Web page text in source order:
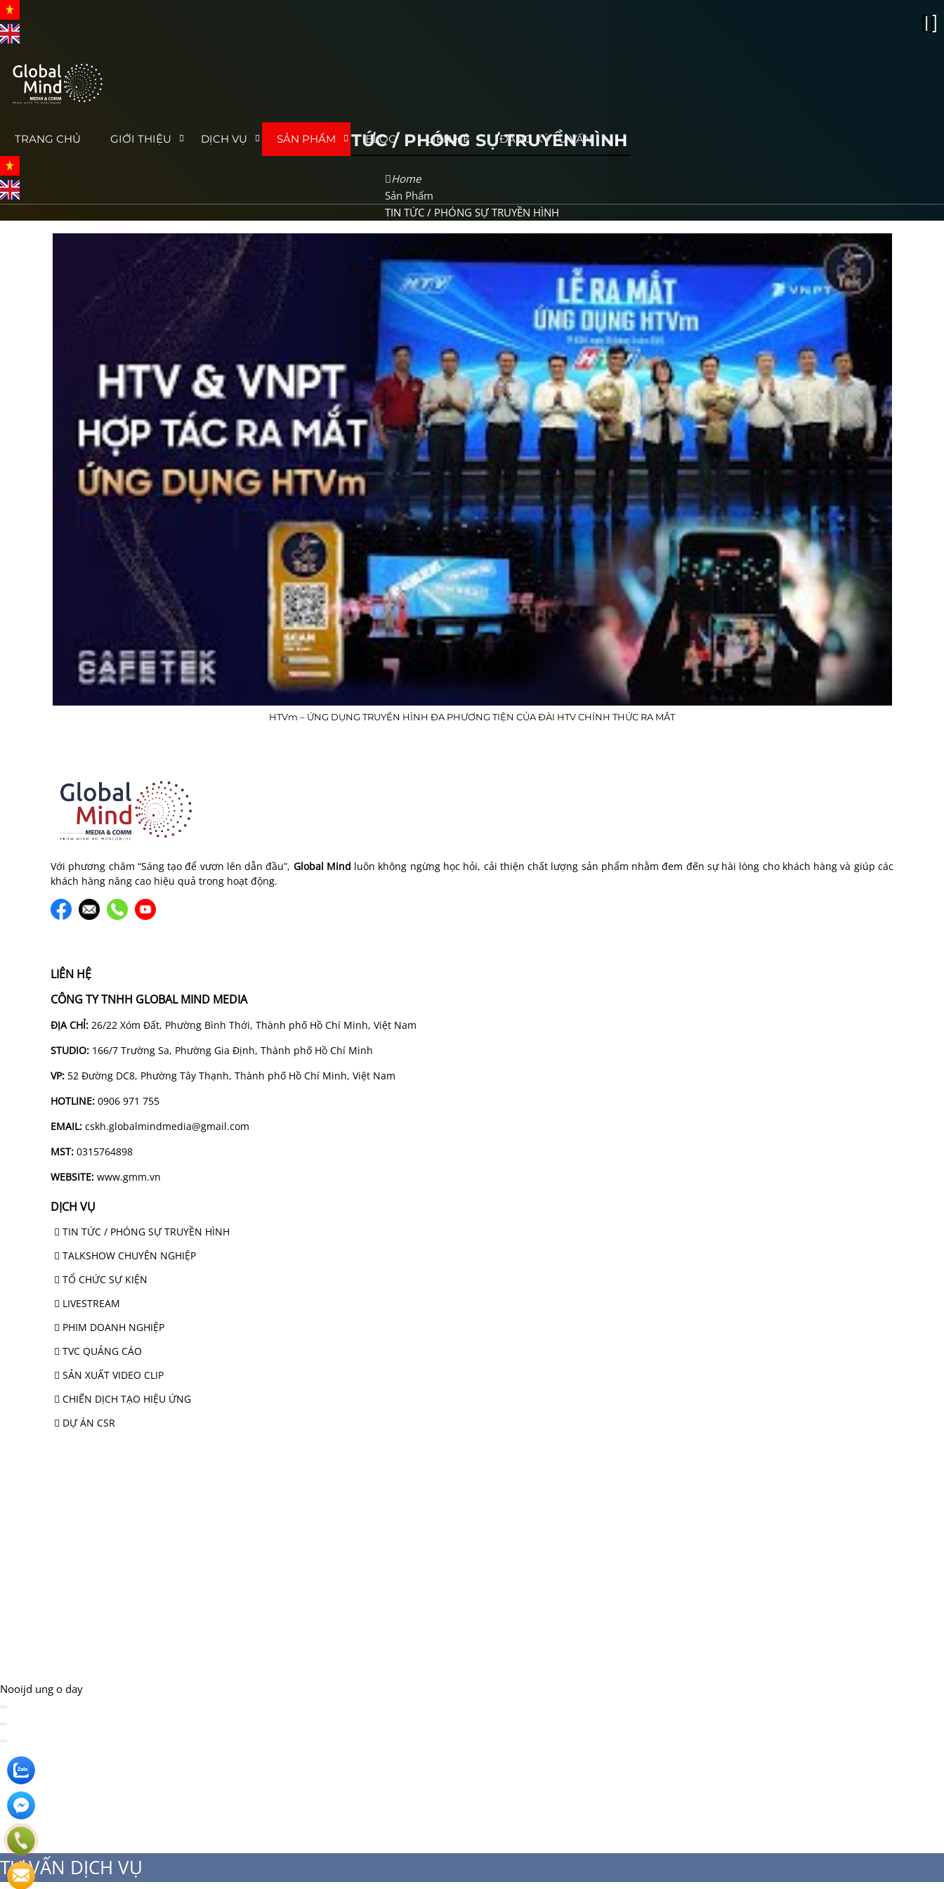
TRANG CHỦ GIỚI THIỆU DỊCH VỤ SẢN PHẨM BLOG LIÊN HỆ ĐĂNG KÝ TƯ VẤN
TIN TỨC / PHÓNG SỰ TRUYỀN HÌNH
Home
Sản Phẩm
TIN TỨC / PHÓNG SỰ TRUYỀN HÌNH
HTVm – ỨNG DỤNG TRUYỀN HÌNH ĐA PHƯƠNG TIỆN CỦA ĐÀI HTV CHÍNH THỨC RA MẮT
Với phương châm “Sáng tạo để vươn lên dẫn đầu”, Global Mind luôn không ngừng học hỏi, cải thiện chất lượng sản phẩm nhằm đem đến sự hài lòng cho khách hàng và giúp các
khách hàng nâng cao hiệu quả trong hoạt động.
LIÊN HỆ
CÔNG TY TNHH GLOBAL MIND MEDIA
ĐỊA CHỈ: 26/22 Xóm Đất, Phường Bình Thới, Thành phố Hồ Chí Minh, Việt Nam
STUDIO: 166/7 Trường Sa, Phường Gia Định, Thành phố Hồ Chí Minh
VP: 52 Đường DC8, Phường Tây Thạnh, Thành phố Hồ Chí Minh, Việt Nam
HOTLINE: 0906 971 755
EMAIL: cskh.globalmindmedia@gmail.com
MST: 0315764898
WEBSITE: www.gmm.vn
DỊCH VỤ
TIN TỨC / PHÓNG SỰ TRUYỀN HÌNH
TALKSHOW CHUYÊN NGHIỆP
TỔ CHỨC SỰ KIỆN
LIVESTREAM
PHIM DOANH NGHIỆP
TVC QUẢNG CÁO
SẢN XUẤT VIDEO CLIP
CHIẾN DỊCH TẠO HIỆU ỨNG
DỰ ÁN CSR
Nooijd ung o day
TƯ VẤN DỊCH VỤ